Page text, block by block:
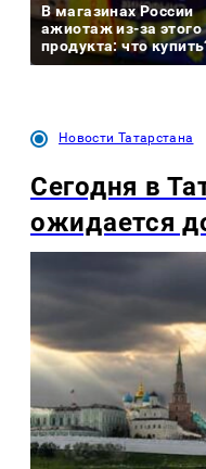
В магазинах России
ажиотаж из-за этого
продукта: что
Новости Татарстана
Сегодня в
ожидается